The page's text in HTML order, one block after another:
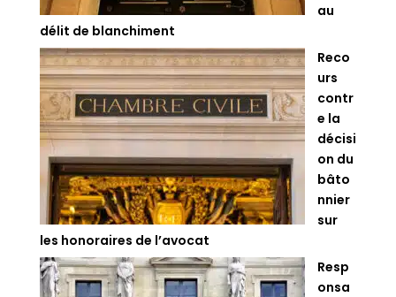
au
délit de blanchiment
Reco
urs
contr
e la
décisi
on du
bâto
nnier
sur
les honoraires de l’avocat
Resp
onsa